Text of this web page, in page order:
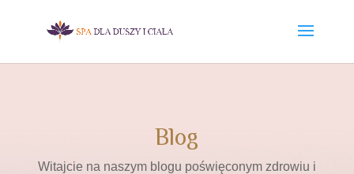
Blog
Witajcie na naszym blogu poświęconym zdrowiu i